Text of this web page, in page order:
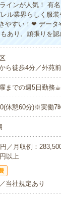
インが人気！ 有
ル業界らしく服
やすい！❤ デー
あり、頑張りを
ら徒歩4分／外苑
までの週5日勤務
休憩60分)※実働7
／月収例：
以上
当社規定あり